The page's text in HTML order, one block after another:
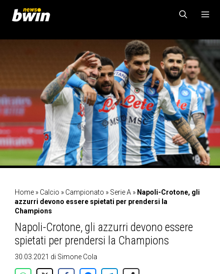
contenuto
MENU
Home » Calcio » Campionato » Serie A » Napoli-Crotone, gli
azzurri devono essere spietati per prendersi la
Champions
Napoli-Crotone, gli azzurri devono essere
spietati per prendersi la Champions
30.03.2021 di Simone Cola